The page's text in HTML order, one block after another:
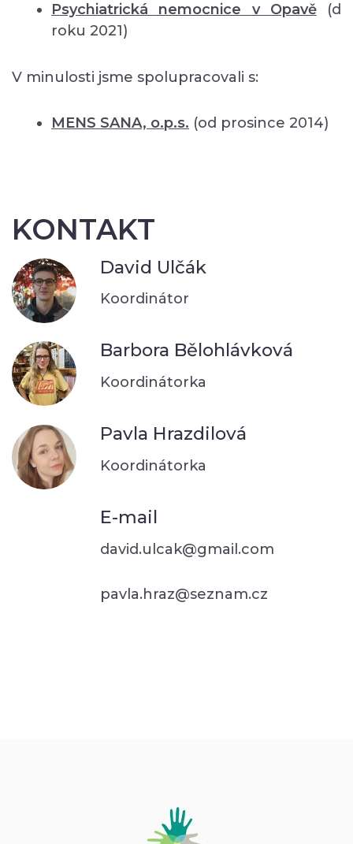
Psychiatrická nemocnice v Opavě(d
roku 2021)
V minulosti jsme spolupracovali s:
MENS SANA, o.p.s. (od prosince 2014)
KONTAKT
David Ulčák
Koordinátor
Barbora Bělohlávková
Koordinátorka
Pavla Hrazdilová
Koordinátorka
E-mail
david.ulcak@gmail.com
pavla.hraz@seznam.cz